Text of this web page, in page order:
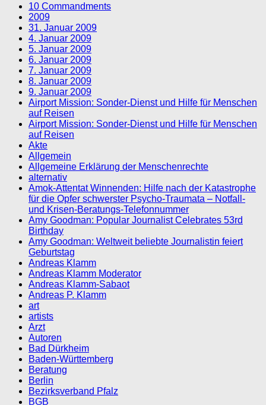
10 Commandments
2009
31. Januar 2009
4. Januar 2009
5. Januar 2009
6. Januar 2009
7. Januar 2009
8. Januar 2009
9. Januar 2009
Airport Mission: Sonder-Dienst und Hilfe für Menschen
auf Reisen
Airport Mission: Sonder-Dienst und Hilfe für Menschen
auf Reisen
Akte
Allgemein
Allgemeine Erklärung der Menschenrechte
alternativ
Amok-Attentat Winnenden: Hilfe nach der Katastrophe
für die Opfer schwerster Psycho-Traumata – Notfall-
und Krisen-Beratungs-Telefonnummer
Amy Goodman: Popular Journalist Celebrates 53rd
Birthday
Amy Goodman: Weltweit beliebte Journalistin feiert
Geburtstag
Andreas Klamm
Andreas Klamm Moderator
Andreas Klamm-Sabaot
Andreas P. Klamm
art
artists
Arzt
Autoren
Bad Dürkheim
Baden-Württemberg
Beratung
Berlin
Bezirksverband Pfalz
BGB